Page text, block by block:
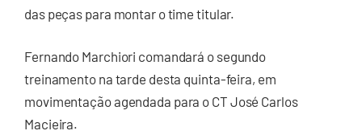
das peças para montar o time titular.
Fernando Marchiori comandará o segundo
treinamento na tarde desta quinta-feira, em
movimentação agendada para o CT José Carlos
Macieira.